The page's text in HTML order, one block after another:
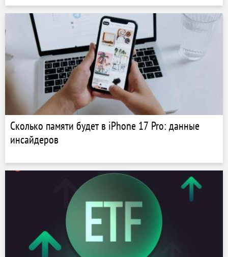
Сколько памяти будет в iPhone 17 Pro: данные
инсайдеров